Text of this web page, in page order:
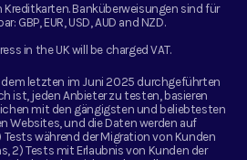
Kreditkarten. Banküberweisungen sind für
GBP, EUR, USD, AUD and NZD.
in the UK will be charged VAT.
letzten im Juni 2025 durchgeführten
ist, jeden Anbieter zu testen, basieren
mit den gängigsten und beliebtesten
Websites, und die Daten werden auf
Tests während der Migration von Kunden
2) Tests mit Erlaubnis von Kunden der